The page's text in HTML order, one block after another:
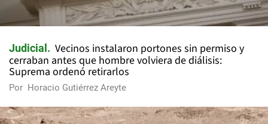
Judicial
Vecinos instalaron portones sin permiso y
cerraban antes que hombre volviera de diálisis:
Suprema ordenó retirarlos
Por Horacio Gutiérrez Areyte